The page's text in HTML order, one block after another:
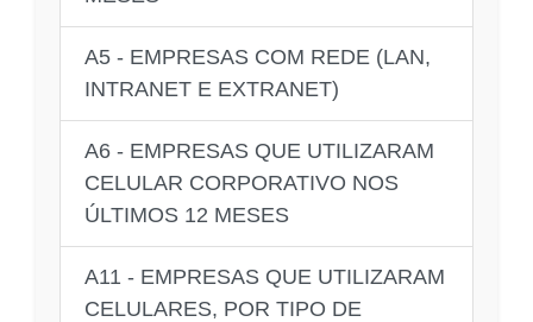
A5 - EMPRESAS COM REDE (LAN,
INTRANET E EXTRANET)
A6 - EMPRESAS QUE UTILIZARAM
CELULAR CORPORATIVO NOS
ÚLTIMOS 12 MESES
A11 - EMPRESAS QUE UTILIZARAM
CELULARES, POR TIPO DE